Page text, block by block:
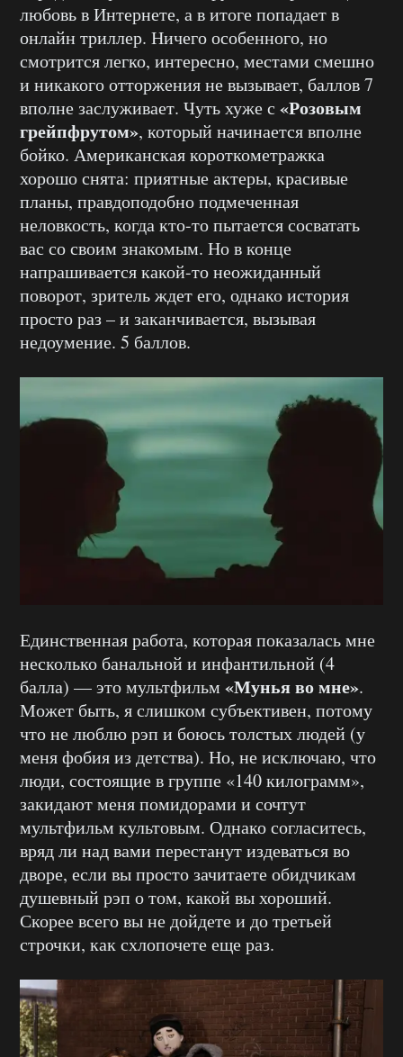
любовь в Интернете, а в итоге попадает в
онлайн триллер. Ничего особенного, но
смотрится легко, интересно, местами смешно
и никакого отторжения не вызывает, баллов 7
вполне заслуживает. Чуть хуже с «Розовым
грейпфрутом», который начинается вполне
бойко. Американская короткометражка
хорошо снята: приятные актеры, красивые
планы, правдоподобно подмеченная
неловкость, когда кто-то пытается сосватать
вас со своим знакомым. Но в конце
напрашивается какой-то неожиданный
поворот, зритель ждет его, однако история
просто раз – и заканчивается, вызывая
недоумение. 5 баллов.
Единственная работа, которая показалась мне
несколько банальной и инфантильной (4
балла) — это мультфильм «Мунья во мне».
Может быть, я слишком субъективен, потому
что не люблю рэп и боюсь толстых людей (у
меня фобия из детства). Но, не исключаю, что
люди, состоящие в группе «140 килограмм»,
закидают меня помидорами и сочтут
мультфильм культовым. Однако согласитесь,
вряд ли над вами перестанут издеваться во
дворе, если вы просто зачитаете обидчикам
душевный рэп о том, какой вы хороший.
Скорее всего вы не дойдете и до третьей
строчки, как схлопочете еще раз.